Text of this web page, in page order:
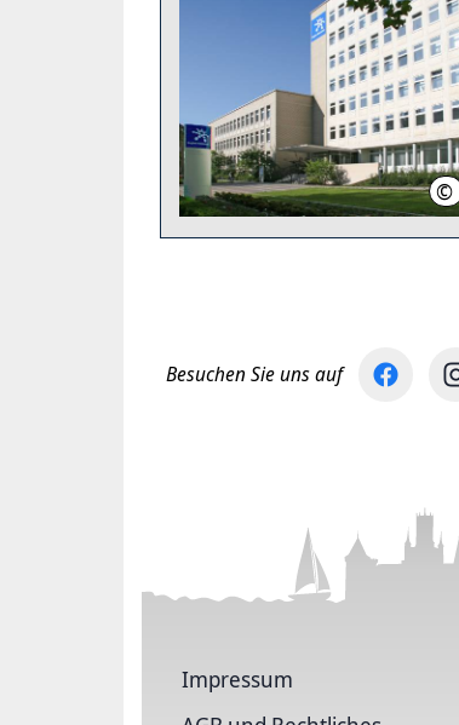
©
Besuchen Sie uns auf
Impressum